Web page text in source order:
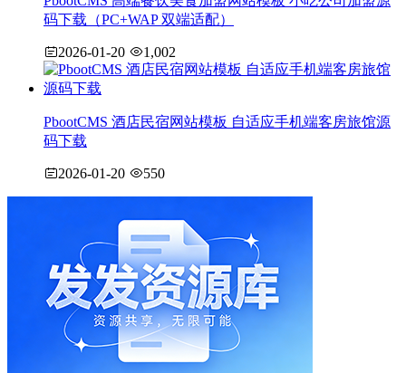
码下载（PC+WAP 双端适配）
2026-01-20 1,002
PbootCMS 酒店民宿网站模板 自适应手机端客房旅馆源
码下载
2026-01-20 550